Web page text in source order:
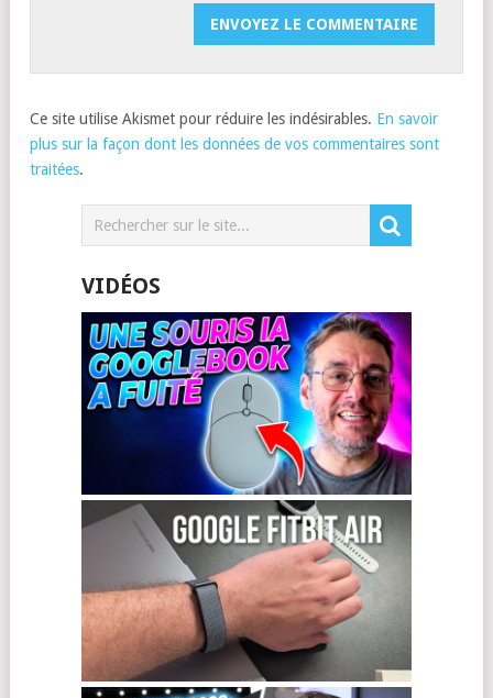
Ce site utilise Akismet pour réduire les indésirables. En savoir
plus sur la façon dont les données de vos commentaires sont
traitées.
VIDÉOS